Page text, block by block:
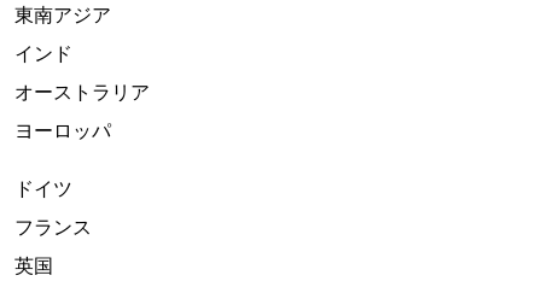
東南アジア
インド
オーストラリア
ヨーロッパ
ドイツ
フランス
英国